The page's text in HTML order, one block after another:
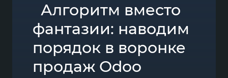
Алгоритм вместо
фантазии: наводим
порядок в воронке
продаж Odoo